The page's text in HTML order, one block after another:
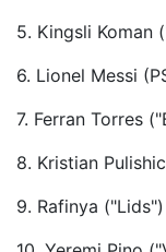
5. Kingsli Koman
6. Lionel Messi
7. Ferran Torres
8. Kristian
9. Rafinya